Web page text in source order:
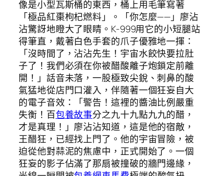
像是小型瓦斯桶的東西，桶上用毛筆寫著
「極品紅棗枸杞燃料」。「你怎麼——」廖沾
沾驚訝地瞪大了眼睛。K-999用它的小短腿站
得筆直，戴著白色手套的爪子優雅地一揮：
「沒時間了，沾沾先生！宇宙水餃快要拉肚
子了！我們必須在你被醋酸離子炮鎖定前離
開！」話音未落，一股極致尖銳、刺鼻的酸
氣猛地從店門口灌入，伴隨著一個狂妄自大
的電子音效：「警告！這裡的醬油比例嚴重
失衡！百包養故事分之九十九點九九的醋，
才是真理！」廖沾沾知道，這是他的宿敵，
王醋狂，已經找上門了。他的宇宙冒險，被
迫從他對蒜泥的焦慮中，正式開始了。一個
狂妄的影子佔滿了那扇被撞破的牆門邊緣，